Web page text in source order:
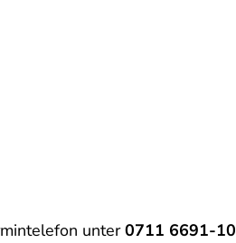
unter0711 6691-10